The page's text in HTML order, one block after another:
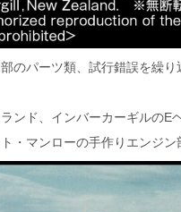
のパーツ類、試行錯誤を繰り
ンド、インバーカーギルのE
・マンローの手作りエンジン